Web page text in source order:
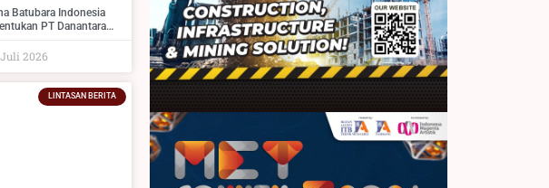
Batubara Indonesia
PT Danantara
Pemerintah
Juli 2026
LINTASAN BERITA